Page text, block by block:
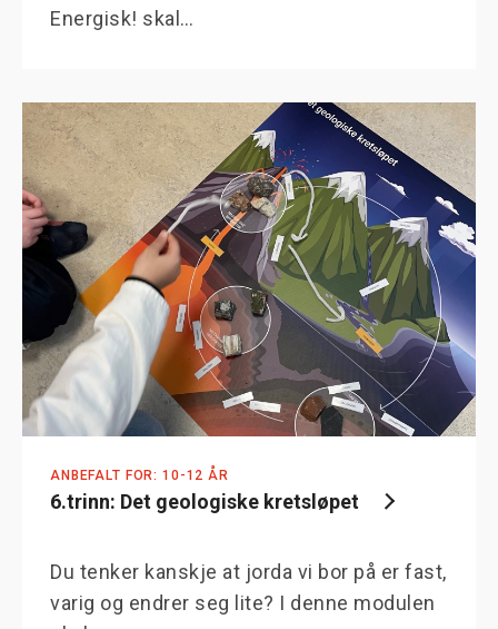
Energisk! skal…
ANBEFALT FOR: 10-12 ÅR
6.trinn: Det geologiske kretsløpet
Du tenker kanskje at jorda vi bor på er fast,
varig og endrer seg lite? I denne modulen